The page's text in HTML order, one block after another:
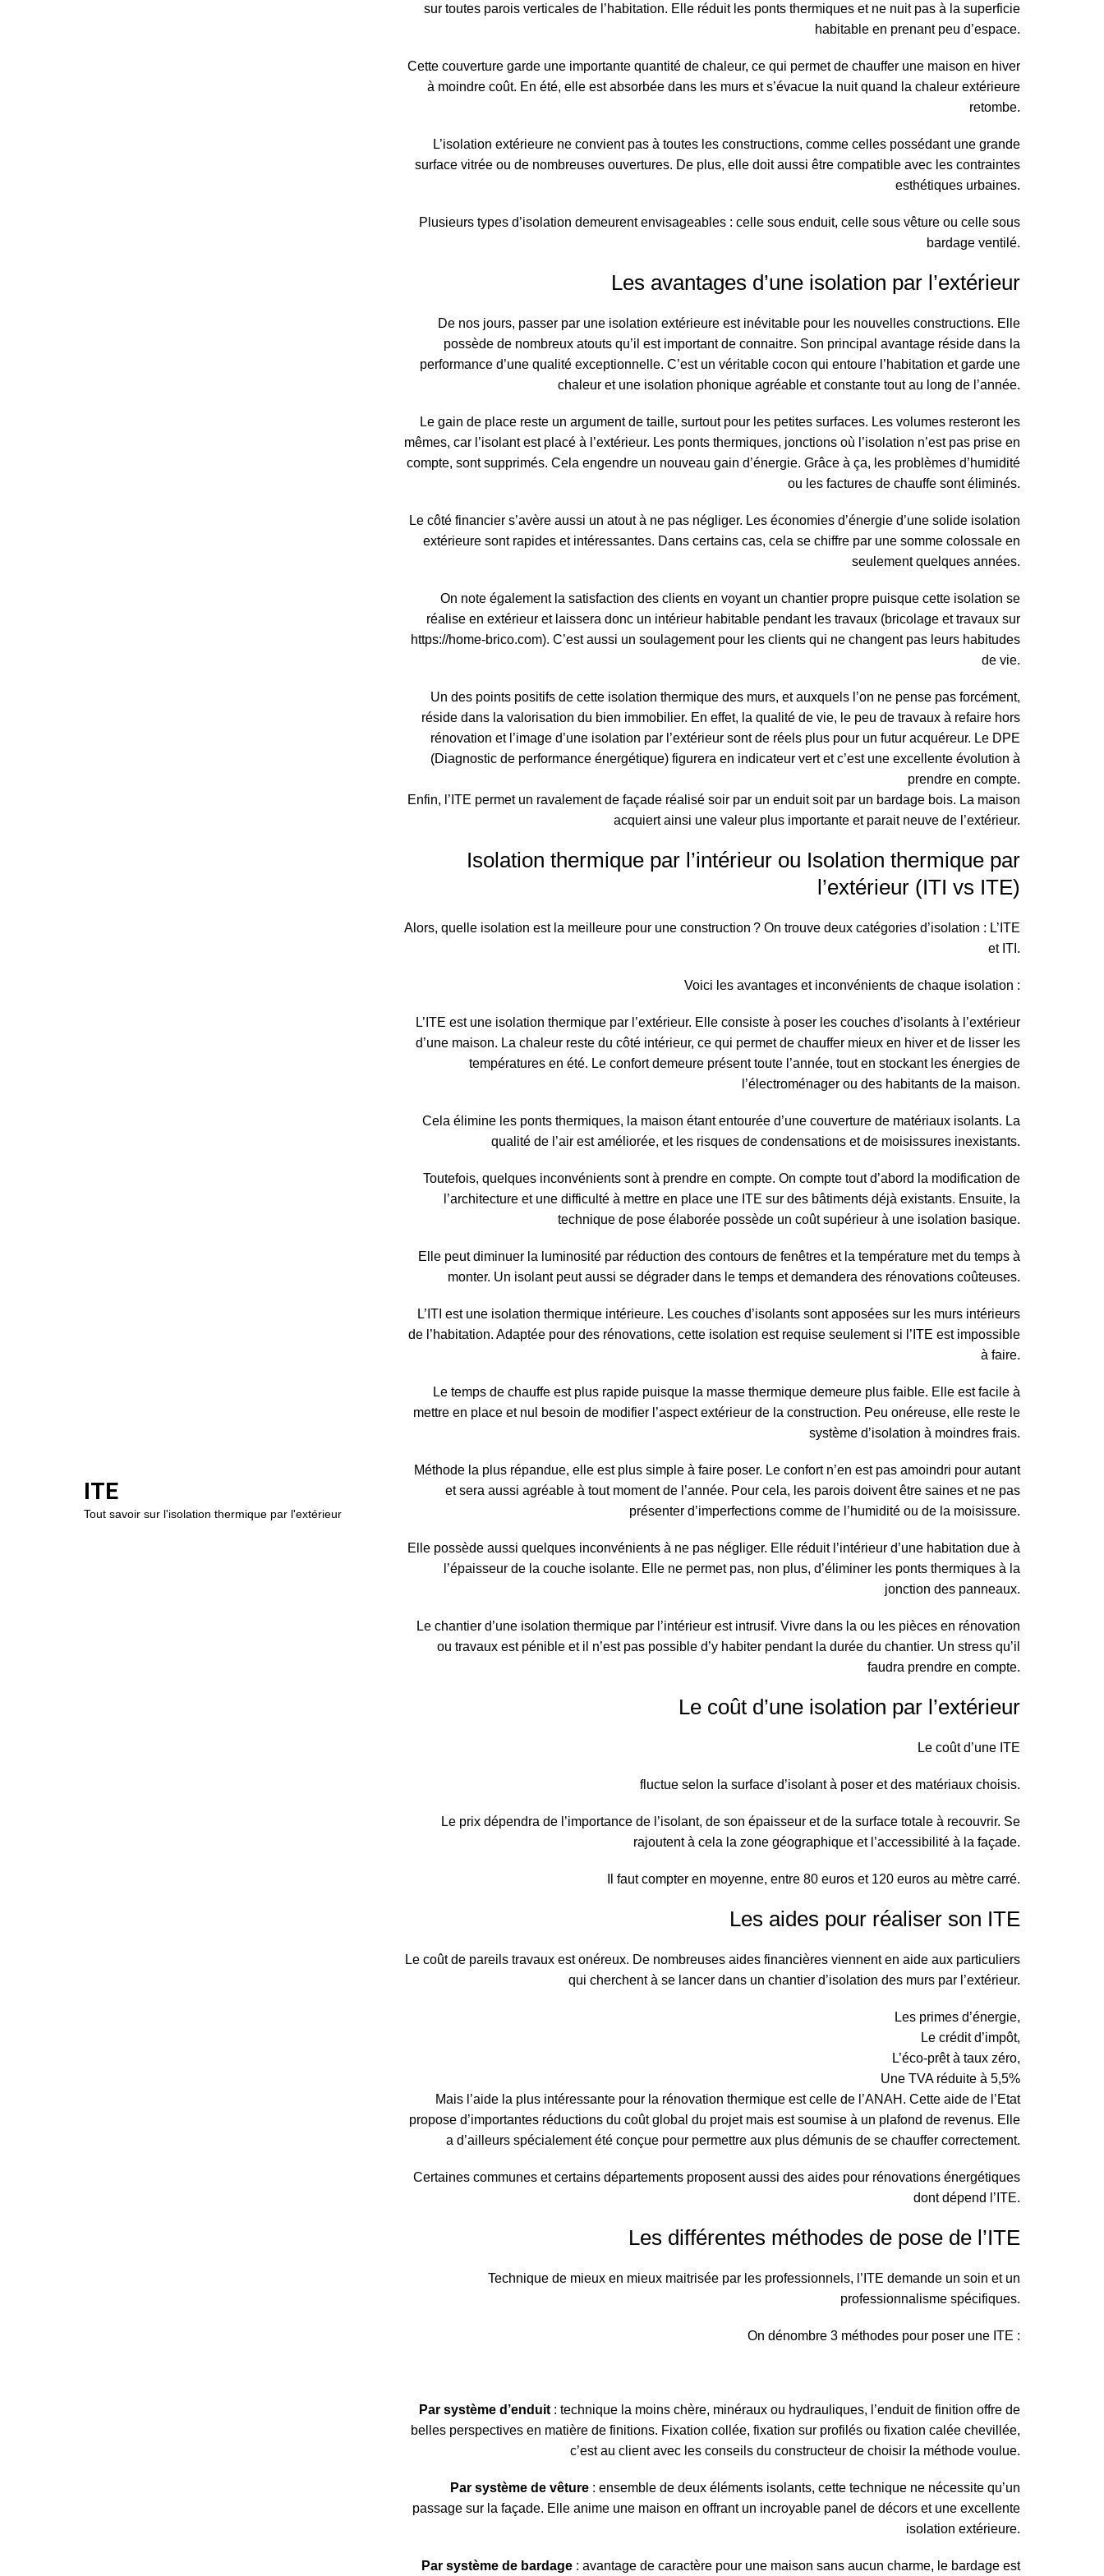
ITE
Tout savoir sur l'isolation thermique par l'extérieur
sur toutes parois verticales de l’habitation. Elle réduit les ponts thermiques et ne nuit pas à la superficie
habitable en prenant peu d’espace.
Cette couverture garde une importante quantité de chaleur, ce qui permet de chauffer une maison en hiver
à moindre coût. En été, elle est absorbée dans les murs et s’évacue la nuit quand la chaleur extérieure
retombe.
L’isolation extérieure ne convient pas à toutes les constructions, comme celles possédant une grande
surface vitrée ou de nombreuses ouvertures. De plus, elle doit aussi être compatible avec les contraintes
esthétiques urbaines.
Plusieurs types d’isolation demeurent envisageables : celle sous enduit, celle sous vêture ou celle sous
bardage ventilé.
Les avantages d’une isolation par l’extérieur
De nos jours, passer par une isolation extérieure est inévitable pour les nouvelles constructions. Elle
possède de nombreux atouts qu’il est important de connaitre. Son principal avantage réside dans la
performance d’une qualité exceptionnelle. C’est un véritable cocon qui entoure l’habitation et garde une
chaleur et une isolation phonique agréable et constante tout au long de l’année.
Le gain de place reste un argument de taille, surtout pour les petites surfaces. Les volumes resteront les
mêmes, car l’isolant est placé à l’extérieur. Les ponts thermiques, jonctions où l’isolation n’est pas prise en
compte, sont supprimés. Cela engendre un nouveau gain d’énergie. Grâce à ça, les problèmes d’humidité
ou les factures de chauffe sont éliminés.
Le côté financier s’avère aussi un atout à ne pas négliger. Les économies d’énergie d’une solide isolation
extérieure sont rapides et intéressantes. Dans certains cas, cela se chiffre par une somme colossale en
seulement quelques années.
On note également la satisfaction des clients en voyant un chantier propre puisque cette isolation se
réalise en extérieur et laissera donc un intérieur habitable pendant les travaux (bricolage et travaux sur
https://home-brico.com). C’est aussi un soulagement pour les clients qui ne changent pas leurs habitudes
de vie.
Un des points positifs de cette isolation thermique des murs, et auxquels l’on ne pense pas forcément,
réside dans la valorisation du bien immobilier. En effet, la qualité de vie, le peu de travaux à refaire hors
rénovation et l’image d’une isolation par l’extérieur sont de réels plus pour un futur acquéreur. Le DPE
(Diagnostic de performance énergétique) figurera en indicateur vert et c’est une excellente évolution à
prendre en compte.
Enfin, l’ITE permet un ravalement de façade réalisé soir par un enduit soit par un bardage bois. La maison
acquiert ainsi une valeur plus importante et parait neuve de l’extérieur.
Isolation thermique par l’intérieur ou Isolation thermique par
l’extérieur (ITI vs ITE)
Alors, quelle isolation est la meilleure pour une construction ? On trouve deux catégories d’isolation : L’ITE
et ITI.
Voici les avantages et inconvénients de chaque isolation :
L’ITE est une isolation thermique par l’extérieur. Elle consiste à poser les couches d’isolants à l’extérieur
d’une maison. La chaleur reste du côté intérieur, ce qui permet de chauffer mieux en hiver et de lisser les
températures en été. Le confort demeure présent toute l’année, tout en stockant les énergies de
l’électroménager ou des habitants de la maison.
Cela élimine les ponts thermiques, la maison étant entourée d’une couverture de matériaux isolants. La
qualité de l’air est améliorée, et les risques de condensations et de moisissures inexistants.
Toutefois, quelques inconvénients sont à prendre en compte. On compte tout d’abord la modification de
l’architecture et une difficulté à mettre en place une ITE sur des bâtiments déjà existants. Ensuite, la
technique de pose élaborée possède un coût supérieur à une isolation basique.
Elle peut diminuer la luminosité par réduction des contours de fenêtres et la température met du temps à
monter. Un isolant peut aussi se dégrader dans le temps et demandera des rénovations coûteuses.
L’ITI est une isolation thermique intérieure. Les couches d’isolants sont apposées sur les murs intérieurs
de l’habitation. Adaptée pour des rénovations, cette isolation est requise seulement si l’ITE est impossible
à faire.
Le temps de chauffe est plus rapide puisque la masse thermique demeure plus faible. Elle est facile à
mettre en place et nul besoin de modifier l’aspect extérieur de la construction. Peu onéreuse, elle reste le
système d’isolation à moindres frais.
Méthode la plus répandue, elle est plus simple à faire poser. Le confort n’en est pas amoindri pour autant
et sera aussi agréable à tout moment de l’année. Pour cela, les parois doivent être saines et ne pas
présenter d’imperfections comme de l’humidité ou de la moisissure.
Elle possède aussi quelques inconvénients à ne pas négliger. Elle réduit l’intérieur d’une habitation due à
l’épaisseur de la couche isolante. Elle ne permet pas, non plus, d’éliminer les ponts thermiques à la
jonction des panneaux.
Le chantier d’une isolation thermique par l’intérieur est intrusif. Vivre dans la ou les pièces en rénovation
ou travaux est pénible et il n’est pas possible d’y habiter pendant la durée du chantier. Un stress qu’il
faudra prendre en compte.
Le coût d’une isolation par l’extérieur
Le coût d’une ITE
fluctue selon la surface d’isolant à poser et des matériaux choisis.
Le prix dépendra de l’importance de l’isolant, de son épaisseur et de la surface totale à recouvrir. Se
rajoutent à cela la zone géographique et l’accessibilité à la façade.
Il faut compter en moyenne, entre 80 euros et 120 euros au mètre carré.
Les aides pour réaliser son ITE
Le coût de pareils travaux est onéreux. De nombreuses aides financières viennent en aide aux particuliers
qui cherchent à se lancer dans un chantier d’isolation des murs par l’extérieur.
Les primes d’énergie,
Le crédit d’impôt,
L’éco-prêt à taux zéro,
Une TVA réduite à 5,5%
Mais l’aide la plus intéressante pour la rénovation thermique est celle de l’ANAH. Cette aide de l’Etat
propose d’importantes réductions du coût global du projet mais est soumise à un plafond de revenus. Elle
a d’ailleurs spécialement été conçue pour permettre aux plus démunis de se chauffer correctement.
Certaines communes et certains départements proposent aussi des aides pour rénovations énergétiques
dont dépend l’ITE.
Les différentes méthodes de pose de l’ITE
Technique de mieux en mieux maitrisée par les professionnels, l’ITE demande un soin et un
professionnalisme spécifiques.
On dénombre 3 méthodes pour poser une ITE :
Par système d’enduit : technique la moins chère, minéraux ou hydrauliques, l’enduit de finition offre de
belles perspectives en matière de finitions. Fixation collée, fixation sur profilés ou fixation calée chevillée,
c’est au client avec les conseils du constructeur de choisir la méthode voulue.
Par système de vêture : ensemble de deux éléments isolants, cette technique ne nécessite qu’un
passage sur la façade. Elle anime une maison en offrant un incroyable panel de décors et une excellente
isolation extérieure.
Par système de bardage : avantage de caractère pour une maison sans aucun charme, le bardage est